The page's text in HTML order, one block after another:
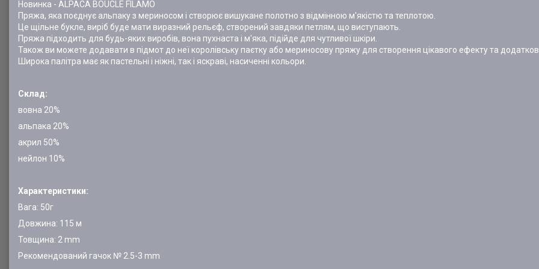
Новинка - ALPACA BOUCLE FILAMO
Пряжа, яка поєднує альпаку з мериносом і створює вишукане полотно з відмінною м'якістю та теплотою.
Це щільне букле, виріб буде мати виразний рельєф, створений завдяки петлям, що виступають.
Пряжа підходить для будь-яких виробів, вона пухнаста і м'яка, підійде для чутливої шкіри.
Також ви можете додавати в підмот до неї королівську паєтку або мериносову пряжу для створення цікавого ефекту та
Широка палітра має як пастельні і ніжні, так і яскраві, насиченні кольори.
Склад:
вовна 20%
альпака 20%
акрил 50%
нейлон 10%
Характеристики:
Вага: 50г
Довжина: 115 м
Товщина: 2 mm
Рекомендований гачок № 2.5-3 mm